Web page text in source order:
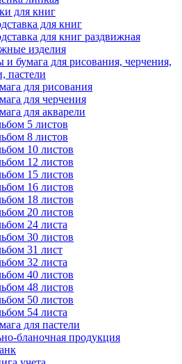
для книг
для книг
для книг раздвижная
изделия
бумага для рисования, черчения,
пастели
для рисования
для черчения
для акварели
5 листов
8 листов
10 листов
12 листов
15 листов
16 листов
18 листов
20 листов
24 листа
30 листов
31 лист
32 листа
40 листов
48 листов
50 листов
54 листа
для пастели
бланочная продукция